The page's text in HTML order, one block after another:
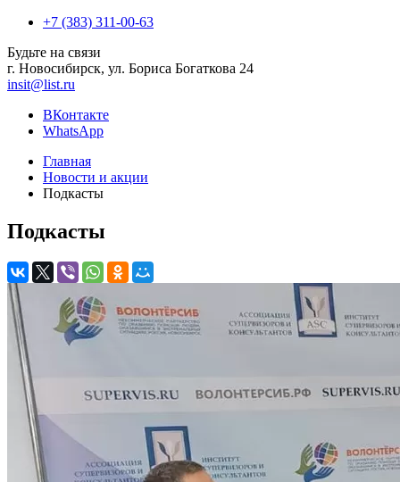
+7 (383) 311-00-63
Будьте на связи
г. Новосибирск, ул. Бориса Богаткова 24
insit@list.ru
ВКонтакте
WhatsApp
Главная
Новости и акции
Подкасты
Подкасты